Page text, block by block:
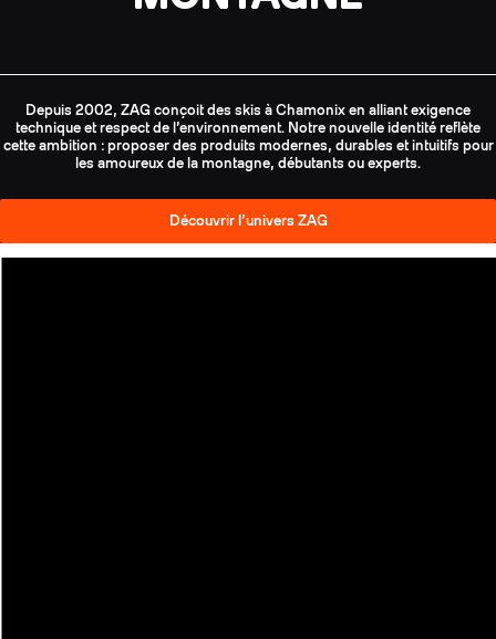
Depuis 2002, ZAG conçoit des skis à Chamonix en alliant exigence
technique et respect de l’environnement. Notre nouvelle identité reflète
cette ambition : proposer des produits modernes, durables et intuitifs pour
les amoureux de la montagne, débutants ou experts.
Découvrir l’univers ZAG